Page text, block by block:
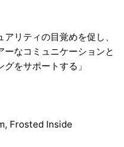
アリティの目覚めを促し、
ーなコミュニケーションと
をサポートする」
Frosted Inside